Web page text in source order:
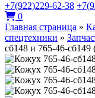
+7(922)229-62-38
0
Главная страница »
спецтехники »
сб148 и 765-46-сб149